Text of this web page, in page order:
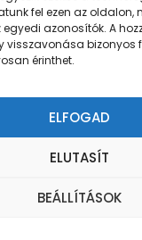
fel ezen az oldalon,
azonosítók. A
bizonyos
érinthet.
ELFOGAD
ELUTASÍT
BEÁLLÍTÁSOK